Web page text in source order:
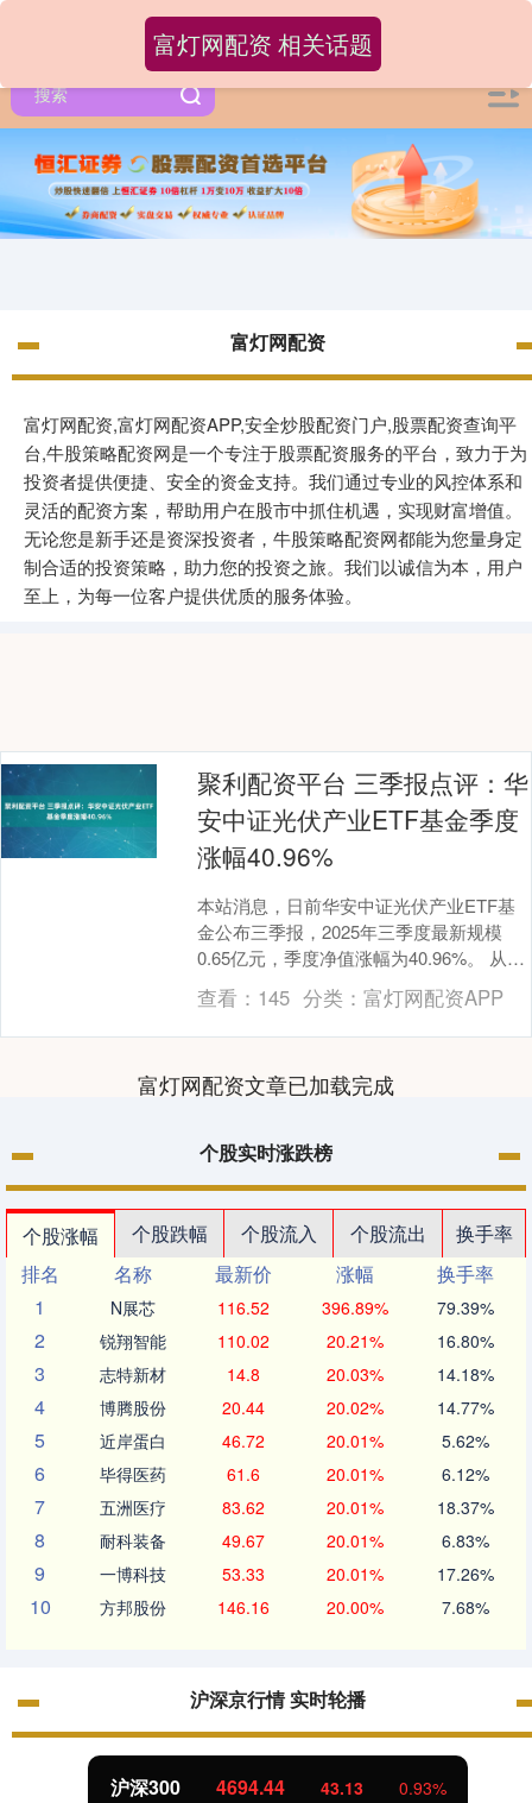
富灯网配资
富灯网配资,富灯网配资APP,安全炒股配资门户,股票配资查询平
台,牛股策略配资网是一个专注于股票配资服务的平台，致力于为
投资者提供便捷、安全的资金支持。我们通过专业的风控体系和
灵活的配资方案，帮助用户在股市中抓住机遇，实现财富增值。
无论您是新手还是资深投资者，牛股策略配资网都能为您量身定
制合适的投资策略，助力您的投资之旅。我们以诚信为本，用户
至上，为每一位客户提供优质的服务体验。
富灯网配资 相关话题
聚利配资平台 三季报点评：华
安中证光伏产业ETF基金季度
涨幅40.96%
本站消息，日前华安中证光伏产业ETF基
金公布三季报，2025年三季度最新规模
0.65亿元，季度净值涨幅为40.96%。 从业
绩表现来看，华安中证光伏产业ETF基....
查看： 145 分类： 富灯网配资APP
富灯网配资文章已加载完成
个股实时涨跌榜
个股涨幅 个股跌幅 个股流入 个股流出
换手率
排名
名称 最新价 涨幅
换手率
1
N展芯 116.52 396.89% 79.39%
2 锐翔智能 110.02 20.21% 16.80%
3 志特新材 14.8 20.03% 14.18%
4 博腾股份 20.44 20.02% 14.77%
5 近岸蛋白 46.72 20.01% 5.62%
6 毕得医药 61.6 20.01% 6.12%
7 五洲医疗 83.62 20.01% 18.37%
8 耐科装备 49.67 20.01% 6.83%
9 一博科技 53.33 20.01% 17.26%
10 方邦股份 146.16 20.00% 7.68%
沪深京行情 实时轮播
沪深300 4694.44 43.13 0.93%